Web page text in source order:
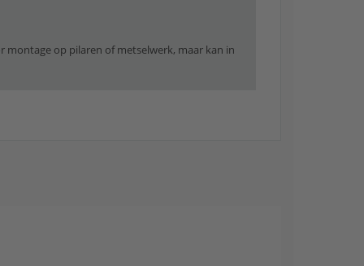
montage op pilaren of metselwerk, maar kan in